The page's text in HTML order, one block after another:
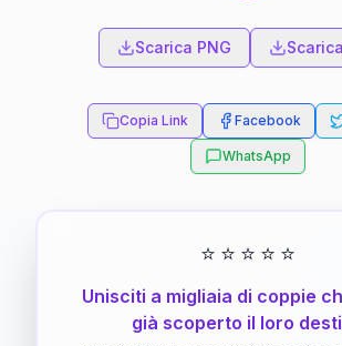
Scarica PNG
Copia Link Facebook
WhatsApp
⭐ ⭐ ⭐ ⭐ ⭐
Unisciti a migliaia di coppie
già scoperto il loro